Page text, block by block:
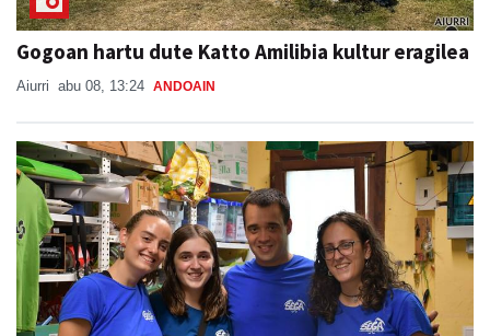
Gogoan hartu dute Katto Amilibia kultur eragilea
Aiurri abu 08, 13:24 ANDOAIN